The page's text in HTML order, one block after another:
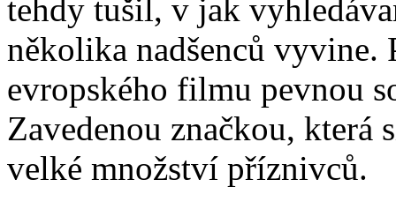
tehdy tušil, v jak
několika nadšenců vyvine.
evropského filmu pevnou
Zavedenou značkou, která
velké množství příznivců.